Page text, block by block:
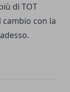
di TOT
con la